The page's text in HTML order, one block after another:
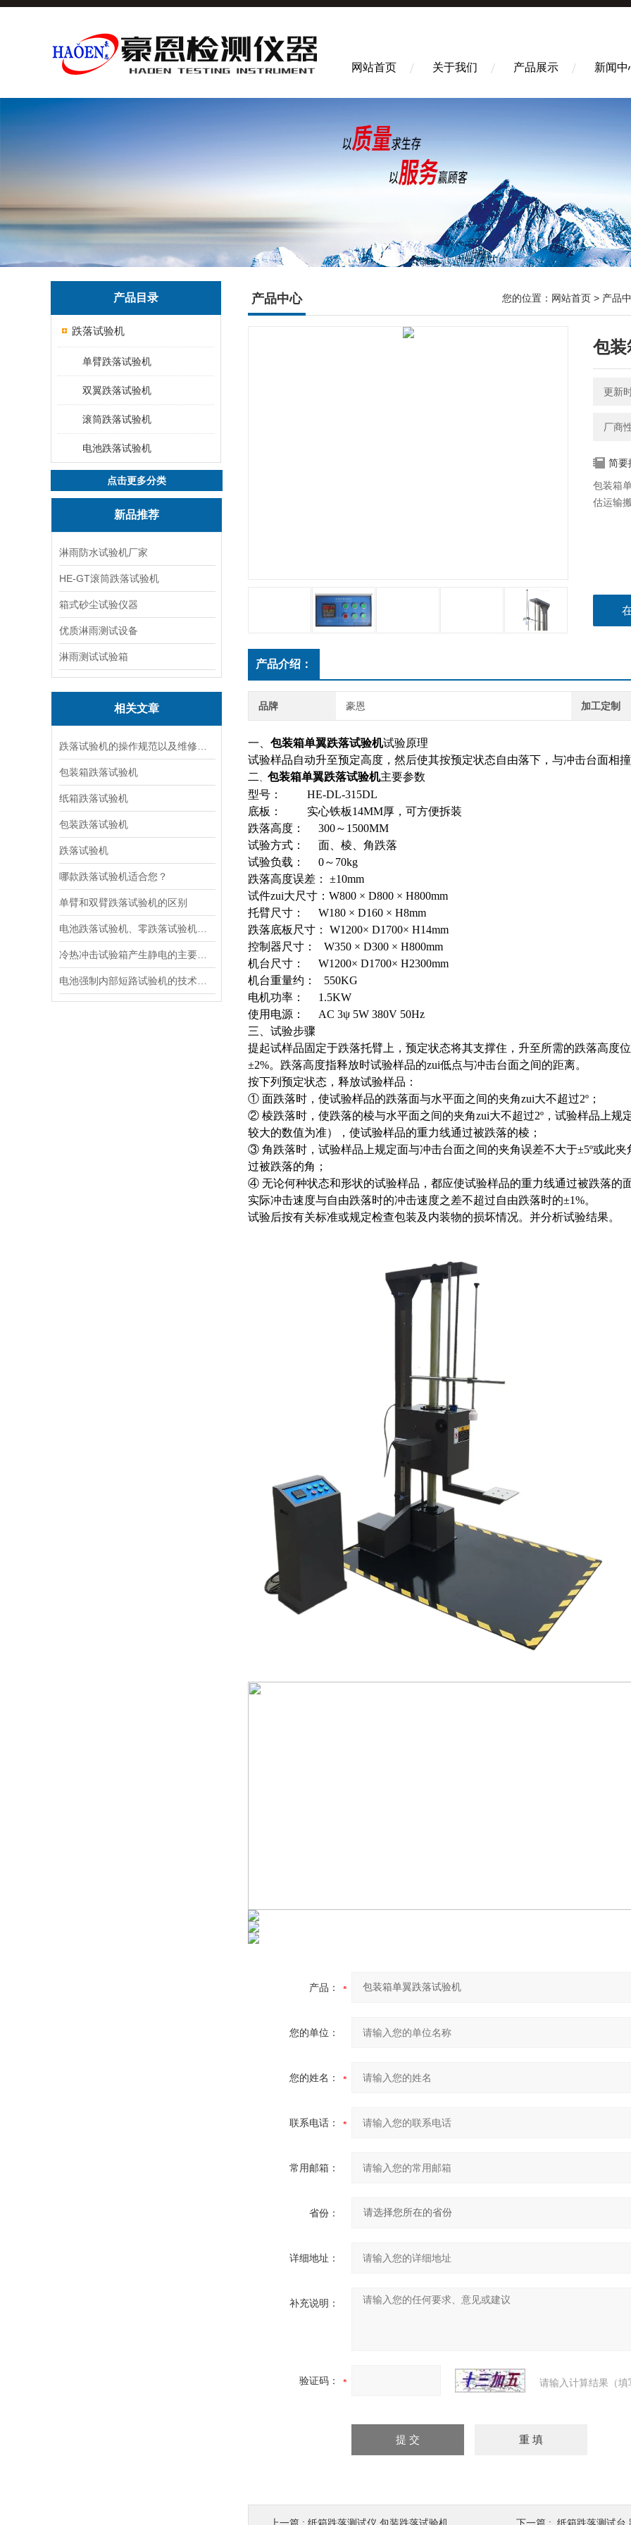
网站首页 关于我们 产品展示 新闻中
产品目录
跌落试验机
单臂跌落试验机
双翼跌落试验机
滚筒跌落试验机
电池跌落试验机
点击更多分类
新品推荐
淋雨防水试验机厂家
HE-GT滚筒跌落试验机
箱式砂尘试验仪器
优质淋雨测试设备
淋雨测试试验箱
相关文章
包装箱跌落试验机
纸箱跌落试验机
包装跌落试验机
跌落试验机
哪款跌落试验机适合您？
单臂和双臂跌落试验机的区别
产品中心 您的位置： 网站首页 > 产品
包装
更新
厂商
简要
包装箱
估运输
产品介绍：
品牌 豪恩 加工定制
一、 包装箱单翼跌落试验机试验原理
试验样品自动升至预定高度，然后使其按预定状态自由落下，与冲击台面相
二 、 包装箱单翼跌落试验机主要参数
型号： HE-DL-315DL
底板： 实心铁板14MM厚，可方便拆装
跌落高度： 300～1500MM
试验方式：
面、棱、角跌落
试验负载：
0～70kg
跌落高度误差： ±10mm
试件zui大尺寸： W800 × D800 × H800mm
托臂尺寸：
W180 × D160 × H8mm
跌落底板尺寸： W1200× D1700× H14mm
控制器尺寸：
W350 × D300 × H800mm
机台尺寸：
W1200× D1700× H2300mm
机台重量约：
550KG
电机功率：
1.5KW
使用电源：
AC 3ψ 5W 380V 50Hz
三、试验步骤
提起试样品固定于跌落托臂上，预定状态将其支撑住，升至所需的跌落高度
±2%。跌落高度指释放时试验样品的zui低点与冲击台面之间的距离。
按下列预定状态，释放试验样品：
① 面跌落时，使试验样品的跌落面与水平面之间的夹角zui大不超过2º；
② 棱跌落时，使跌落的棱与水平面之间的夹角zui大不超过2º，试验样品上规
较大的数值为准），使试验样品的重力线通过被跌落的棱；
③ 角跌落时，试验样品上规定面与冲击台面之间的夹角误差不大于±5º或此
过被跌落的角；
④ 无论何种状态和形状的试验样品，都应使试验样品的重力线通过被跌落的
实际冲击速度与自由跌落时的冲击速度之差不超过自由跌落时的±1%。
试验后按有关标准或规定检查包装及内装物的损坏情况。并分析试验结果。
产品：
您的单位：
您的姓名：
联系电话：
常用邮箱：
省份：
详细地址：
补充说明：
验证码： 请输入计算结果（